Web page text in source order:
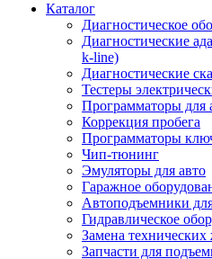
Каталог
Диагностическое
Диагностические
k-line)
Диагностические
Тестеры
Программаторы для
Коррекция пробега
Программаторы
Чип-тюнинг
Эмуляторы для авто
Гаражное
Автоподъемники
Гидравлическое
Замена технических
Запчасти для